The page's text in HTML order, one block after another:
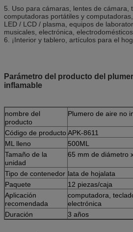
5. Uso para cámaras, lentes de cámara,
computadoras portátiles y
LED / LCD / plasma, equipos de
musicales, electrónica,
6. ¡Interior y tablero, artículos para el
Parámetro del producto del
inflamable
nombre del
producto
Plumero de aire no
Código de producto APK-8611
ML lleno
500ML
Tamaño de la
unidad
65 mm de diámetro
Tipo de contenedor lata de hojalata
Paquete
12 piezas/caja
Aplicación
recomendada
computadora,
electrónica
Duración
3 años